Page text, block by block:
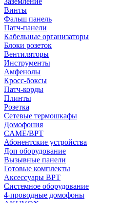
Винты
Фальш панель
Патч-панели
Кабельные организаторы
Блоки розеток
Вентиляторы
Инструменты
Амфенолы
Кросс-боксы
Патч-корды
Плинты
Розетка
Сетевые термошкафы
Домофония
CAME/BPT
Абонентские устройства
Доп оборудование
Вызывные панели
Готовые комплекты
Аксессуары BPT
Системное оборудование
4-проводные домофоны